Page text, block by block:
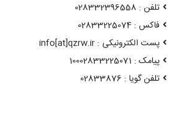
تلفن : 028332396558
فاکس : 02833225074
پست الکترونیکی : info[at]qzrw.ir
پیامک : 10002833225071
تلفن گویا : 02833876